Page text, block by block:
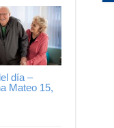
día –
Mateo 15,